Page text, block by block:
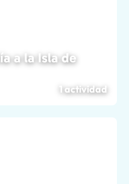
a la Isla de
1 actividad